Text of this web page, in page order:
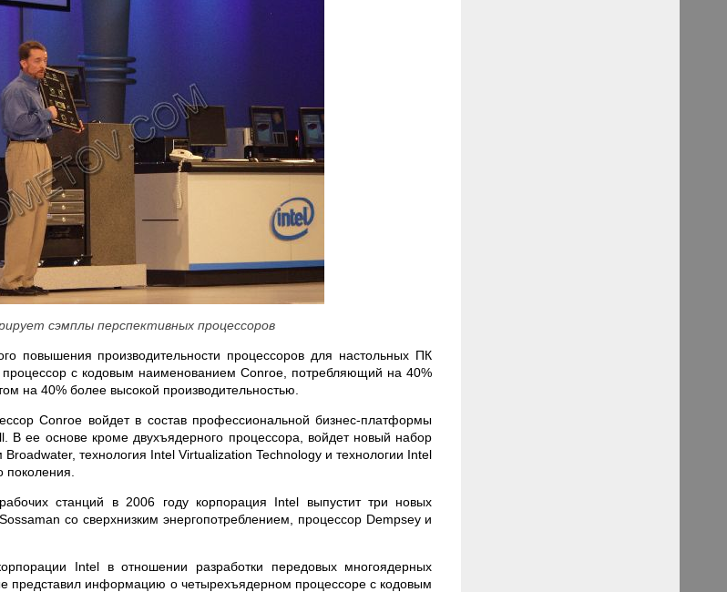
сэмплы перспективных процессоров
повышения производительности процессоров для настольных ПК
с кодовым наименованием Conroe, потребляющий на 40%
на 40% более высокой производительностью.
Conroe войдет в состав профессиональной бизнес-платформы
В ее основе кроме двухъядерного процессора , войдет новый набор
технология Intel Virtualization Technology и технологии Intel
поколения.
станций в 2006 году корпорация Intel выпустит три новых
со сверхнизким энергопотреблением, процессор Dempsey и
Intel в отношении разработки передовых многоядерных
представил информацию о четырехъядерном процессоре с кодовым